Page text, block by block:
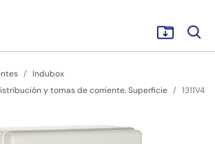
Indubox
y tomas de corriente. Superficie
1311V4